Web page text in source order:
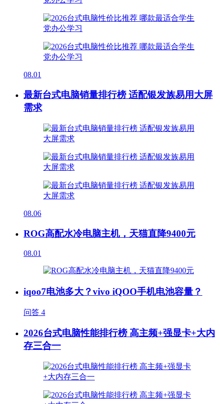
08.01
最新台式电脑销量排行榜 适配银发族易用大屏
需求
08.06
ROG高配水冷电脑主机，天猫直降9400元
08.01
iqoo7电池多大？vivo iQOO手机电池容量？
问答 4
2026台式电脑性能排行榜 高主频+强显卡+大内
存三合一